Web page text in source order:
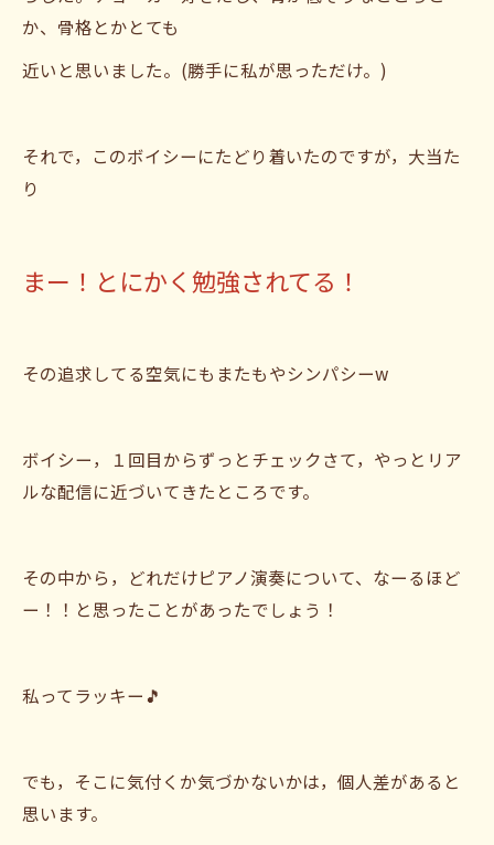
か、骨格とかとても
近いと思いました。(勝手に私が思っただけ。)
それで，このボイシーにたどり着いたのですが，大当た
り
まー！とにかく勉強されてる！
その追求してる空気にもまたもやシンパシーw
ボイシー，１回目からずっとチェックさて，やっとリア
ルな配信に近づいてきたところです。
その中から，どれだけピアノ演奏について、なーるほど
ー！！と思ったことがあったでしょう！
私ってラッキー🎵
でも，そこに気付くか気づかないかは，個人差があると
思います。